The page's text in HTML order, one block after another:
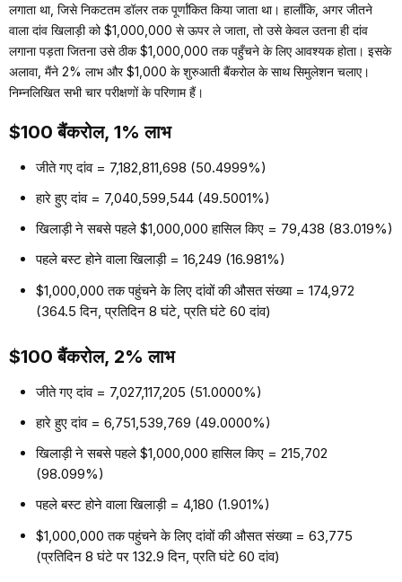
लगाता था, जिसे निकटतम डॉलर तक पूर्णांकित किया जाता था। हालाँकि, अगर जीतने
वाला दांव खिलाड़ी को $1,000,000 से ऊपर ले जाता, तो उसे केवल उतना ही दांव
लगाना पड़ता जितना उसे ठीक $1,000,000 तक पहुँचने के लिए आवश्यक होता। इसके
अलावा, मैंने 2% लाभ और $1,000 के शुरुआती बैंकरोल के साथ सिमुलेशन चलाए।
निम्नलिखित सभी चार परीक्षणों के परिणाम हैं।
$100 बैंकरोल, 1% लाभ
जीते गए दांव = 7,182,811,698 (50.4999%)
हारे हुए दांव = 7,040,599,544 (49.5001%)
खिलाड़ी ने सबसे पहले $1,000,000 हासिल किए = 79,438 (83.019%)
पहले बस्ट होने वाला खिलाड़ी = 16,249 (16.981%)
$1,000,000 तक पहुंचने के लिए दांवों की औसत संख्या = 174,972
(364.5 दिन, प्रतिदिन 8 घंटे, प्रति घंटे 60 दांव)
$100 बैंकरोल, 2% लाभ
जीते गए दांव = 7,027,117,205 (51.0000%)
हारे हुए दांव = 6,751,539,769 (49.0000%)
खिलाड़ी ने सबसे पहले $1,000,000 हासिल किए = 215,702
(98.099%)
पहले बस्ट होने वाला खिलाड़ी = 4,180 (1.901%)
$1,000,000 तक पहुंचने के लिए दांवों की औसत संख्या = 63,775
(प्रतिदिन 8 घंटे पर 132.9 दिन, प्रति घंटे 60 दांव)